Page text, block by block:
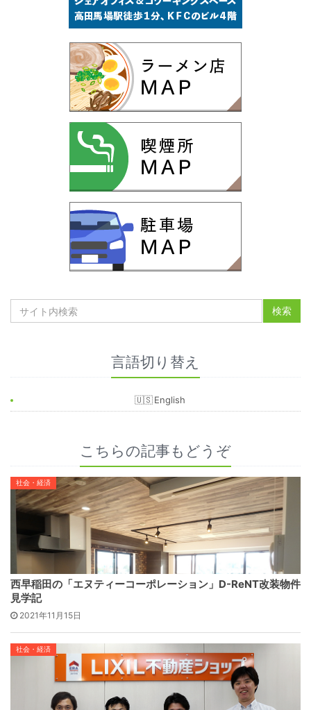
言語切り替え
English
こちらの記事もどうぞ
社会・経済
西早稲田の「エヌティーコーポレーション」D-ReNT改装物件
見学記
2021年11月15日
社会・経済